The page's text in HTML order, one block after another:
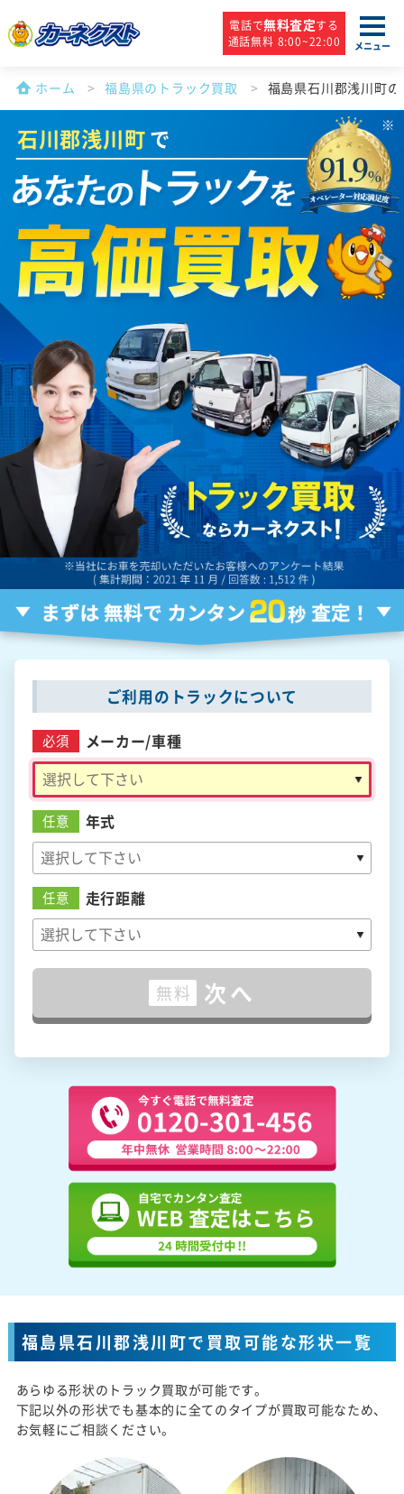
電話で無料査定する
通話無料 8:00~22:00
メニュー
ホーム 福島県のトラック買取 福島県石川郡浅川町
石川郡浅川町で
ご利用のトラックについて
必須 メーカー/車種
任意 年式
任意 走行距離
無料 次へ
福島県石川郡浅川町で買取可能な形状一覧
あらゆる形状のトラック買取が可能です。
下記以外の形状でも基本的に全てのタイプが買取可能なため、
お気軽にご相談ください。